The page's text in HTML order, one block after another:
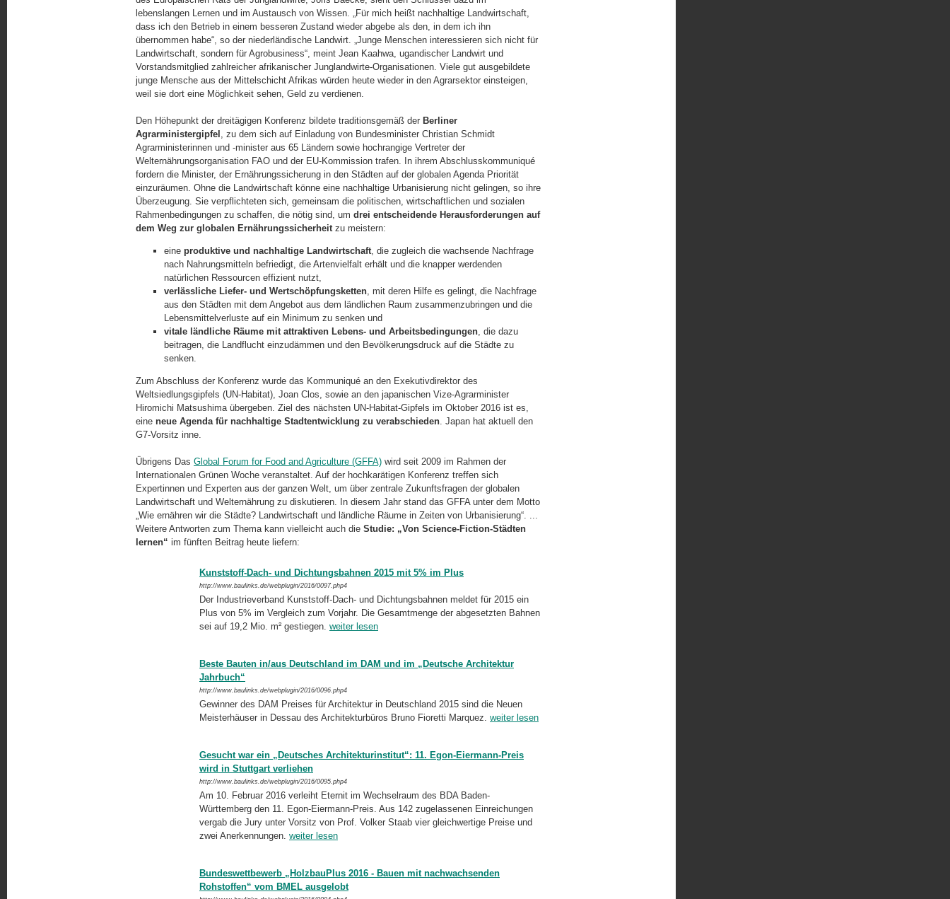
lebenslangen Lernen und im Austausch von Wissen. „Für mich heißt nachhaltige Landwirtschaft,
dass ich den Betrieb in einem besseren Zustand wieder abgebe als den, in dem ich ihn
übernommen habe“, so der niederländische Landwirt. „Junge Menschen interessieren sich nicht für
Landwirtschaft, sondern für Agrobusiness“, meint Jean Kaahwa, ugandischer Landwirt und
Vorstandsmitglied zahlreicher afrikanischer Junglandwirte-Organisationen. Viele gut ausgebildete
junge Mensche aus der Mittelschicht Afrikas würden heute wieder in den Agrarsektor einsteigen,
weil sie dort eine Möglichkeit sehen, Geld zu verdienen.
Den Höhepunkt der dreitägigen Konferenz bildete traditionsgemäß der Berliner
Agrarministergipfel , zu dem sich auf Einladung von Bundesminister Christian Schmidt
Agrarministerinnen und -minister aus 65 Ländern sowie hochrangige Vertreter der
Welternährungsorganisation FAO und der EU-Kommission trafen. In ihrem Abschlusskommuniqué
fordern die Minister, der Ernährungssicherung in den Städten auf der globalen Agenda Priorität
einzuräumen. Ohne die Landwirtschaft könne eine nachhaltige Urbanisierung nicht gelingen, so ihre
Überzeugung. Sie verpflichteten sich, gemeinsam die politischen, wirtschaftlichen und sozialen
Rahmenbedingungen zu schaffen, die nötig sind, um drei entscheidende Herausforderungen auf
dem Weg zur globalen Ernährungssicherheit zu meistern:
eine produktive und nachhaltige Landwirtschaft , die zugleich die wachsende Nachfrage
nach Nahrungsmitteln befriedigt, die Artenvielfalt erhält und die knapper werdenden
natürlichen Ressourcen effizient nutzt,
verlässliche Liefer- und Wertschöpfungsketten , mit deren Hilfe es gelingt, die Nachfrage
aus den Städten mit dem Angebot aus dem ländlichen Raum zusammenzubringen und die
Lebensmittelverluste auf ein Minimum zu senken und
vitale ländliche Räume mit attraktiven Lebens- und Arbeitsbedingungen , die dazu
beitragen, die Landflucht einzudämmen und den Bevölkerungsdruck auf die Städte zu
senken.
Zum Abschluss der Konferenz wurde das Kommuniqué an den Exekutivdirektor des
Weltsiedlungsgipfels (UN-Habitat), Joan Clos, sowie an den japanischen Vize-Agrarminister
Hiromichi Matsushima übergeben. Ziel des nächsten UN-Habitat-Gipfels im Oktober 2016 ist es,
eine neue Agenda für nachhaltige Stadtentwicklung zu verabschieden . Japan hat aktuell den
G7-Vorsitz inne.
Übrigens Das Global Forum for Food and Agriculture (GFFA) wird seit 2009 im Rahmen der
Internationalen Grünen Woche veranstaltet. Auf der hochkarätigen Konferenz treffen sich
Expertinnen und Experten aus der ganzen Welt, um über zentrale Zukunftsfragen der globalen
Landwirtschaft und Welternährung zu diskutieren. In diesem Jahr stand das GFFA unter dem Motto
„Wie ernähren wir die Städte? Landwirtschaft und ländliche Räume in Zeiten von Urbanisierung“. ...
Weitere Antworten zum Thema kann vielleicht auch die Studie: „Von Science-Fiction-Städten
lernen“ im fünften Beitrag heute liefern:
Kunststoff-Dach- und Dichtungsbahnen 2015 mit 5% im Plus
http://www.baulinks.de/webplugin/2016/0097.php4
Der Industrieverband Kunststoff-Dach- und Dichtungsbahnen meldet für 2015 ein
Plus von 5% im Vergleich zum Vorjahr. Die Gesamtmenge der abgesetzten Bahnen
sei auf 19,2 Mio. m² gestiegen. weiter lesen
Beste Bauten in/aus Deutschland im DAM und im „Deutsche Architektur
Jahrbuch“
http://www.baulinks.de/webplugin/2016/0096.php4
Gewinner des DAM Preises für Architektur in Deutschland 2015 sind die Neuen
Meisterhäuser in Dessau des Architekturbüros Bruno Fioretti Marquez. weiter lesen
Gesucht war ein „Deutsches Architekturinstitut“: 11. Egon-Eiermann-Preis
wird in Stuttgart verliehen
http://www.baulinks.de/webplugin/2016/0095.php4
Am 10. Februar 2016 verleiht Eternit im Wechselraum des BDA Baden-
Württemberg den 11. Egon-Eiermann-Preis. Aus 142 zugelassenen Ein­reichungen
vergab die Jury unter Vorsitz von Prof. Volker Staab vier gleich­wertige Preise und
zwei Anerkennungen. weiter lesen
Bundeswettbewerb „HolzbauPlus 2016 - Bauen mit nachwachsenden
Rohstoffen“ vom BMEL ausgelobt